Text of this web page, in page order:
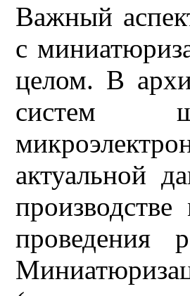
Важный
с
целом. В
систем
актуальной
проведения